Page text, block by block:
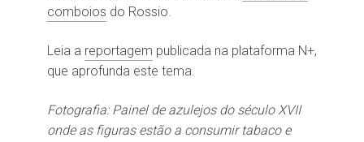
comboios do Rossio.
Leia a reportagem publicada na plataforma N+,
que aprofunda este tema.
Fotografia: Painel de azulejos do século XVII
onde as figuras estão a consumir tabaco e